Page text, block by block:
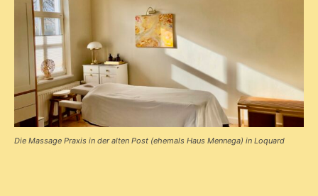
Die Massage Praxis in der alten Post (ehemals Haus Mennega) in Loquard